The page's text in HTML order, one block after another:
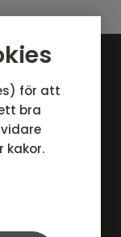
för att
bra
kakor.